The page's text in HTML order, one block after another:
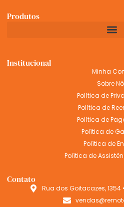
Produtos
Institucional
Minha
Sobre
Política de
Política de
Política de
Política de
Política de
Política de
Contato
Rua dos Goitacazes, 1354